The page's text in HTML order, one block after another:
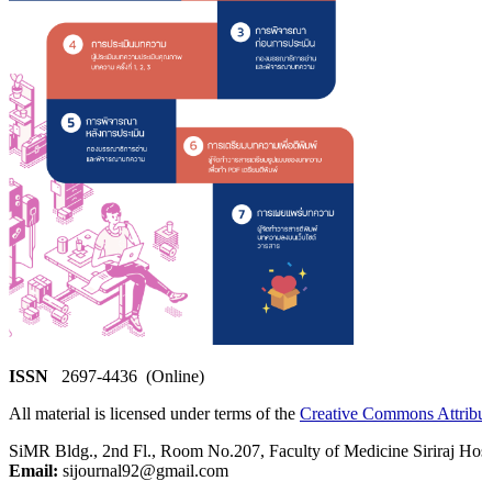
ISSN 2697-4436 (Online)
All material is licensed under terms of the Creative Commons
SiMR Bldg., 2nd Fl., Room No.207, Faculty of Medicine Siriraj
Email: sijournal92@gmail.com